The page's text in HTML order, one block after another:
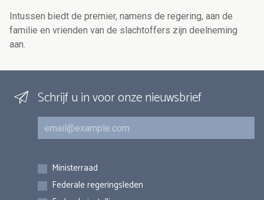
Intussen biedt de premier, namens de regering, aan de
familie en vrienden van de slachtoffers zijn deelneming
aan.
Schrijf u in voor onze nieuwsbrief
E-mail
Inschrijvingen
Ministerraad
Federale regeringsleden